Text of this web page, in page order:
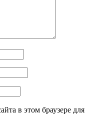
в этом браузере для